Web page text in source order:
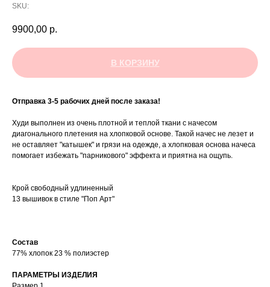
SKU:
9900,00 р.
В КОРЗИНУ
Отправка 3-5 рабочих дней после заказа!
Худи выполнен из очень плотной и теплой ткани с начесом
диагонального плетения на хлопковой основе. Такой начес не лезет и
не оставляет "катышек" и грязи на одежде, а хлопковая основа начеса
помогает избежать "парникового" эффекта и приятна на ощупь.
Крой свободный удлиненный
13 вышивок в стиле "Поп Арт"
Состав
77% хлопок 23 % полиэстер
ПАРАМЕТРЫ ИЗДЕЛИЯ